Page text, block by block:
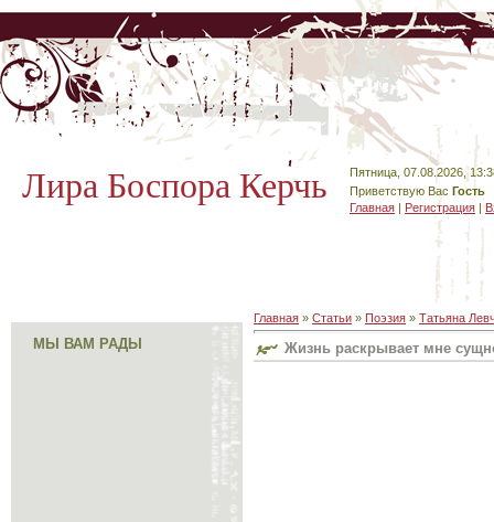
Лира Боспора Керчь
Пятница, 07.08.2026,
Приветствую Вас Гость
Главная | Регистрация |
МЫ ВАМ РАДЫ
Главная » Статьи » Поэзия » Татьяна
Жизнь раскрывает мне